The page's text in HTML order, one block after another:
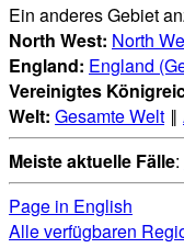
Ein anderes Gebiet
North West: North
England: England
Vereinigtes
Welt: Gesamte Welt ‖
Meiste aktuelle Fälle:
Page in English
Alle verfügbaren